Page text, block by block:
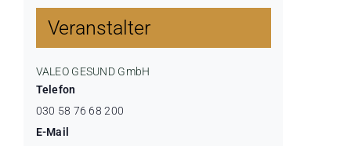
Veranstalter
VALEO GESUND GmbH
Telefon
030 58 76 68 200
E-Mail